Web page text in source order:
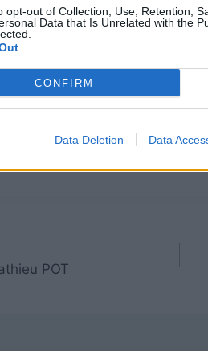
opt-out of Collection, Use, Retention,
Data that Is Unrelated with the
CONFIRM
Data Deletion Data
également deux parents
POT